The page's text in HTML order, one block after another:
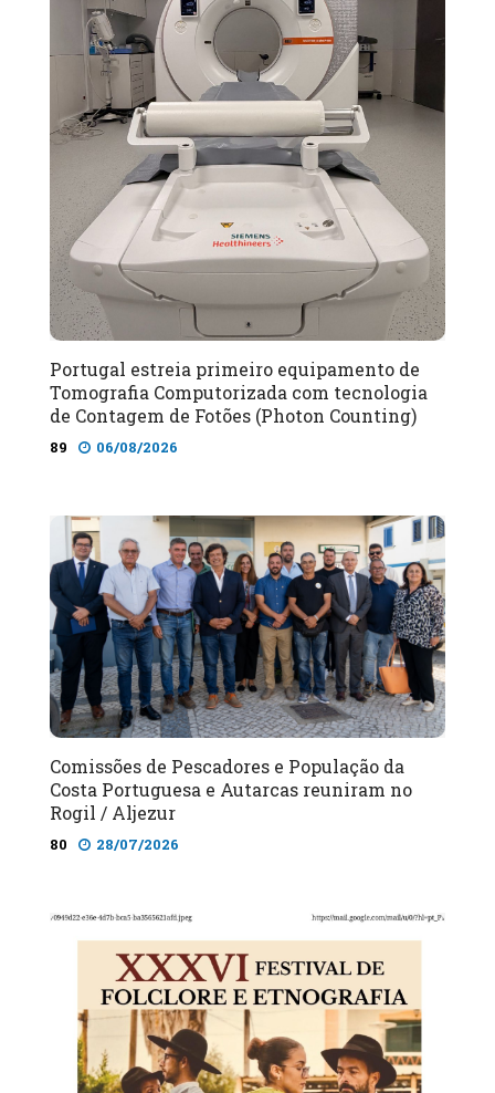
Portugal estreia primeiro equipamento de
Tomografia Computorizada com tecnologia
de Contagem de Fotões (Photon Counting)
89 06/08/2026
Comissões de Pescadores e População da
Costa Portuguesa e Autarcas reuniram no
Rogil / Aljezur
80 28/07/2026